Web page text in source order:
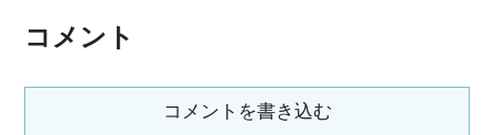
コメント
コメントを書き込む